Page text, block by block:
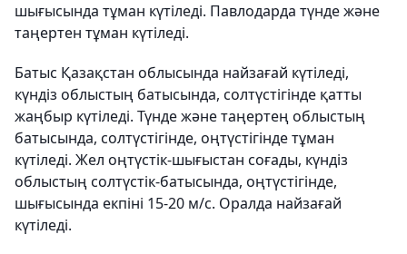
шығысында тұман күтіледі. Павлодарда түнде және
таңертен тұман күтіледі.
Батыс Қазақстан облысында найзағай күтіледі,
күндіз облыстың батысында, солтүстігінде қатты
жаңбыр күтіледі. Түнде және таңертең облыстың
батысында, солтүстігінде, оңтүстігінде тұман
күтіледі. Жел оңтүстік-шығыстан соғады, күндіз
облыстың солтүстік-батысында, оңтүстігінде,
шығысында екпіні 15-20 м/с. Оралда найзағай
күтіледі.